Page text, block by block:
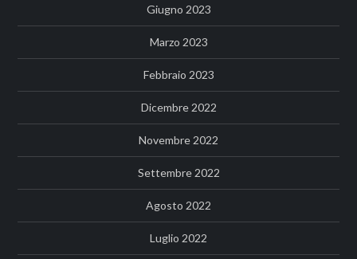
Giugno 2023
Marzo 2023
Febbraio 2023
Dicembre 2022
Novembre 2022
Settembre 2022
Agosto 2022
Luglio 2022